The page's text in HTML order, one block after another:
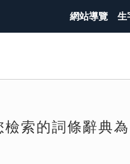
網站導覽 生
檢索的詞條辭典